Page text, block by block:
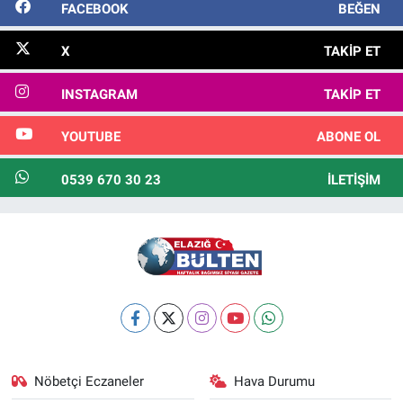
FACEBOOK BEĞEN
X TAKIP ET
INSTAGRAM TAKIP ET
YOUTUBE ABONE OL
0539 670 30 23 İLETIŞIM
Nöbetçi Eczaneler Hava Durumu